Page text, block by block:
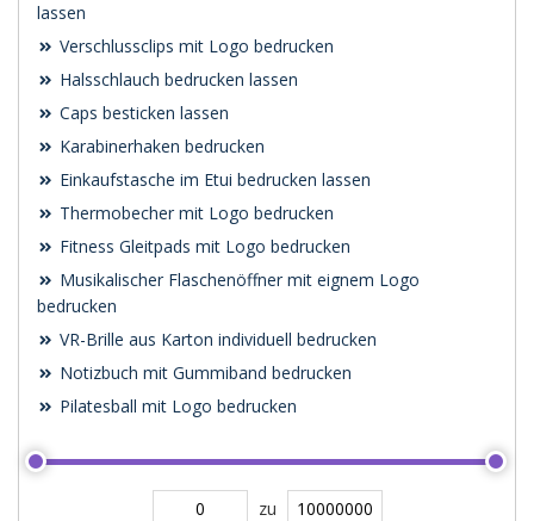
lassen
Verschlussclips mit Logo bedrucken
Halsschlauch bedrucken lassen
Caps besticken lassen
Karabinerhaken bedrucken
Einkaufstasche im Etui bedrucken lassen
Thermobecher mit Logo bedrucken
Fitness Gleitpads mit Logo bedrucken
Musikalischer Flaschenöffner mit eignem Logo
bedrucken
VR-Brille aus Karton individuell bedrucken
Notizbuch mit Gummiband bedrucken
Pilatesball mit Logo bedrucken
zu